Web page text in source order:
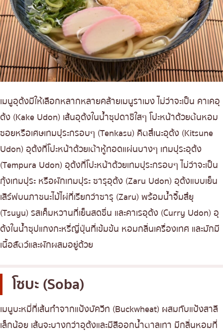
เมนูอุด้งมีให้เลือกหลากหลายคล้ายเมนูราเมง ไม่ว่าจะเป็น คาเคอุ
ด้ง (Kake Udon) เส้นอุด้งในน้ำซุปดาชิใสๆ โปะหน้าด้วยต้นหอม
ซอยหรือเศษเทมปุระกรอบๆ (Tenkasu) คิตสึเนะอุด้ง (Kitsune
Udon) อุด้งที่โปะหน้าด้วยเต้าหู้ทอดแผ่นบางๆ เทมปุระอุด้ง
(Tempura Udon) อุด้งที่โปะหน้าด้วยเทมปุระกรอบๆ ไม่ว่าจะเป็น
กุ้งเทมปุระ หรือผักเทมปุระ ซารุอุด้ง (Zaru Udon) อุด้งแบบเย็น
เสิร์ฟบนภาชนะไม้ไผ่ที่เรียกว่าซารุ (Zaru) พร้อมน้ำจิ้มสึยุ
(Tsuyu) รสเค็มหวานที่เย็นสดชื่น และคาเรอุด้ง (Curry Udon) อุ
ด้งในน้ำซุปแกงกะหรี่ญี่ปุ่นที่เข้มข้น หอมกลิ่นเครื่องเทศ และมักมี
เนื้อสัตว์และผักผสมอยู่ด้วย
โซบะ (Soba)
เมนูบะหมี่ที่เส้นทำจากแป้งบัควีท (Buckwheat) ผสมกับแป้งสาลี
เล็กน้อย เส้นจะบางกว่าอุด้งและมีสีออกน้ำตาลเทา มีกลิ่นหอมที่